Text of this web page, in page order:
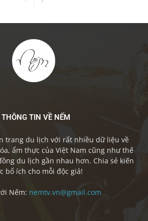
THÔNG TIN VỀ NẾM
trang du lịch với rất nhiều dữ liệu về
ẩm thực của Việt Nam cũng như thế
du lịch gần nhau hơn. Chia sẻ kiến
bổ ích cho mỗi độc giả!
Nếm: nemtv.vn@gmail.com